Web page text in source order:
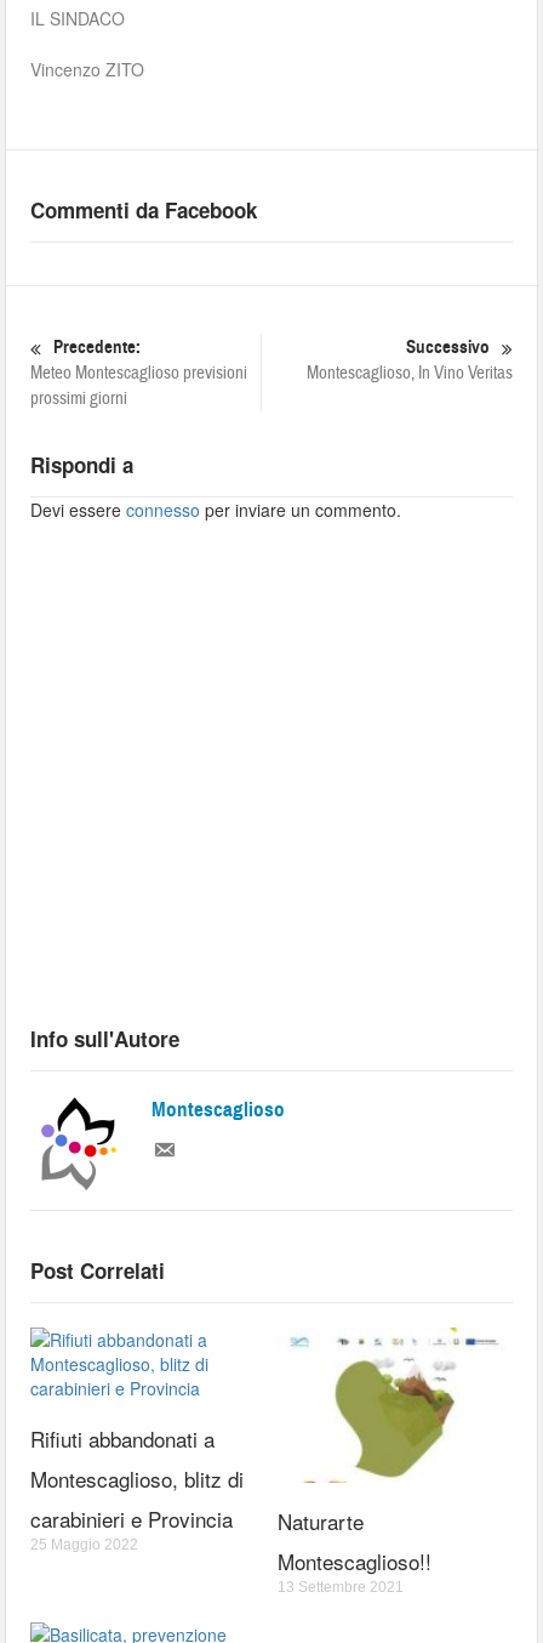
IL SINDACO
Vincenzo ZITO
Commenti da Facebook
Precedente:
Meteo Montescaglioso previsioni
prossimi giorni
Successivo
Montescaglioso, In Vino Veritas
Rispondi a
Devi essereconnesso per inviare un commento.
Info sull'Autore
Montescaglioso
Post Correlati
Rifiuti abbandonati a
Montescaglioso, blitz di
carabinieri e Provincia
25 Maggio 2022
Naturarte
Montescaglioso!!
13 Settembre 2021